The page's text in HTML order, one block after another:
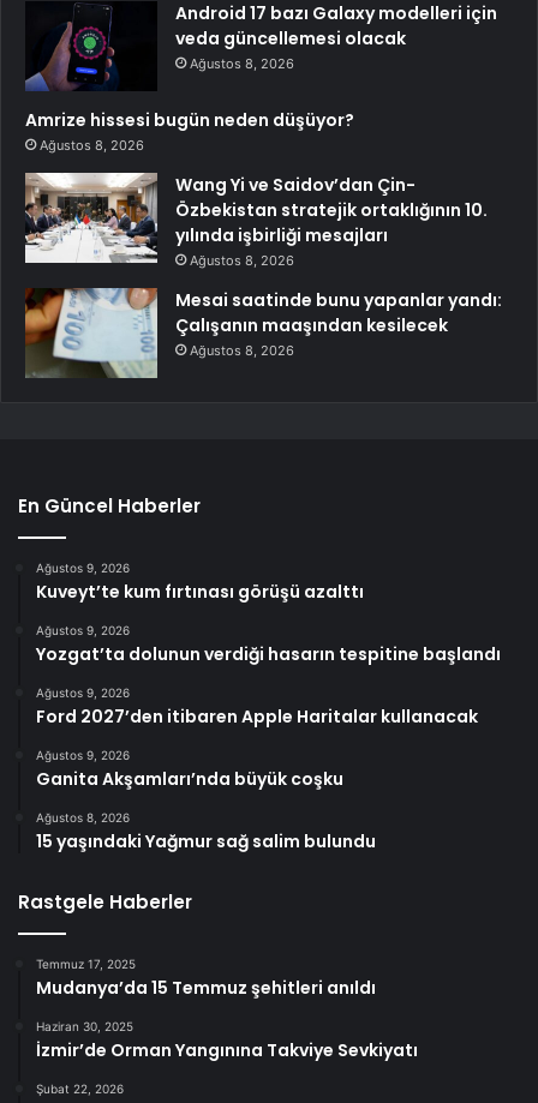
Android 17 bazı Galaxy modelleri için
veda güncellemesi olacak
Ağustos 8, 2026
Amrize hissesi bugün neden düşüyor?
Ağustos 8, 2026
Wang Yi ve Saidov’dan Çin-
Özbekistan stratejik ortaklığının 10.
yılında işbirliği mesajları
Ağustos 8, 2026
Mesai saatinde bunu yapanlar yandı:
Çalışanın maaşından kesilecek
Ağustos 8, 2026
En Güncel Haberler
Ağustos 9, 2026
Kuveyt’te kum fırtınası görüşü azalttı
Ağustos 9, 2026
Yozgat’ta dolunun verdiği hasarın tespitine başlandı
Ağustos 9, 2026
Ford 2027’den itibaren Apple Haritalar kullanacak
Ağustos 9, 2026
Ganita Akşamları’nda büyük coşku
Ağustos 8, 2026
15 yaşındaki Yağmur sağ salim bulundu
Rastgele Haberler
Temmuz 17, 2025
Mudanya’da 15 Temmuz şehitleri anıldı
Haziran 30, 2025
İzmir’de Orman Yangınına Takviye Sevkiyatı
Şubat 22, 2026